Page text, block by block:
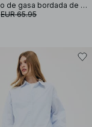
Minivestido de gasa bordada de manga larga
EUR 65.95